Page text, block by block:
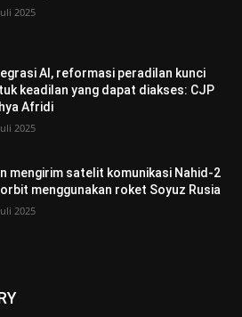
2025
AI, reformasi peradilan kunci
keadilan yang dapat diakses: CJP
Afridi
2025
mengirim satelit komunikasi Nahid-2
orbit menggunakan roket Soyuz Rusia
2025